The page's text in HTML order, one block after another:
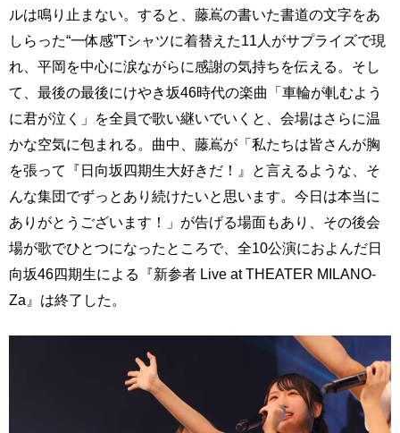
ルは鳴り止まない。すると、藤嶌の書いた書道の文字をあ
しらった“一体感”Tシャツに着替えた11人がサプライズで現
れ、平岡を中心に涙ながらに感謝の気持ちを伝える。そし
て、最後の最後にけやき坂46時代の楽曲「車輪が軋むよう
に君が泣く」を全員で歌い継いでいくと、会場はさらに温
かな空気に包まれる。曲中、藤嶌が「私たちは皆さんが胸
を張って『日向坂四期生大好きだ！』と言えるような、そ
んな集団でずっとあり続けたいと思います。今日は本当に
ありがとうございます！」が告げる場面もあり、その後会
場が歌でひとつになったところで、全10公演におよんだ日
向坂46四期生による『新参者 Live at THEATER MILANO-
Za』は終了した。